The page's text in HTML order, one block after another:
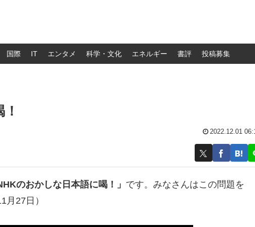
国際 IT エンタメ 科学・文化 エネルギー 書評 投稿募集
2022.12.01
のおかしな日本語に喝！」 です。みなさんはこの問題を
月27日）